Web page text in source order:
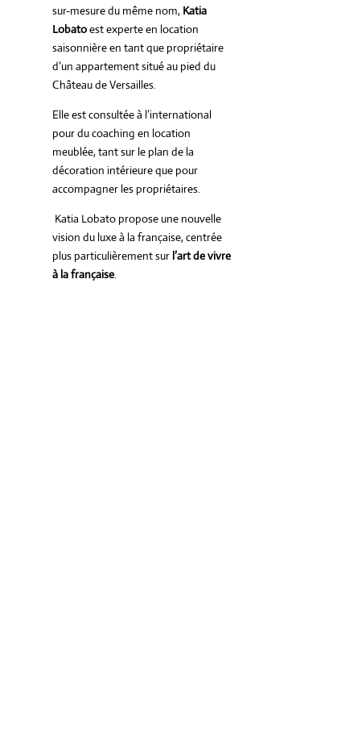
sur-mesure du même nom, Katia
Lobatoest experte en location
saisonnière en tant que propriétaire
d’un appartement situé au pied du
Château de Versailles.
Elle est consultée à l’international
pour du coaching en location
meublée, tant sur le plan de la
décoration intérieure que pour
accompagner les propriétaires.
Katia Lobato propose une nouvelle
vision du luxe à la française, centrée
plus particulièrement sur l’art de vivre
à la française.